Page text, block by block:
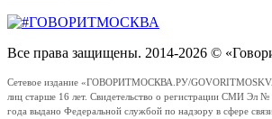
Все права защищены. 2014-2026 ©
Сетевое издание «ГОВОРИТМОСКВА.РУ/
лиц старше 16 лет. Свидетельство о регистрации СМИ Эл
года выдано Федеральной службой по надзору в сфере